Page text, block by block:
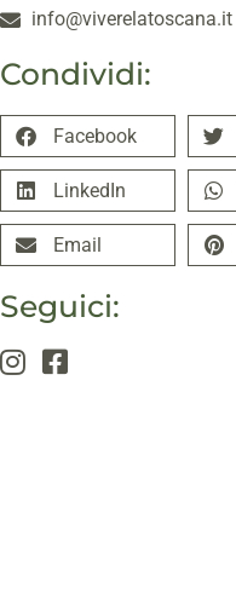
info@viverelatoscana.it
Condividi:
Facebook
LinkedIn
Email
Seguici: